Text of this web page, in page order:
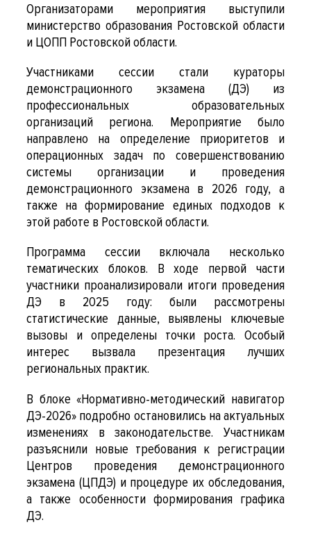
Организаторами мероприятия выступили
министерство образования Ростовской области
и ЦОПП Ростовской области.
Участниками сессии стали кураторы
демонстрационного экзамена (ДЭ) из
профессиональных образовательных
организаций региона. Мероприятие было
направлено на определение приоритетов и
операционных задач по совершенствованию
системы организации и проведения
демонстрационного экзамена в 2026 году, а
также на формирование единых подходов к
этой работе в Ростовской области.
Программа сессии включала несколько
тематических блоков. В ходе первой части
участники проанализировали итоги проведения
ДЭ в 2025 году: были рассмотрены
статистические данные, выявлены ключевые
вызовы и определены точки роста. Особый
интерес вызвала презентация лучших
региональных практик.
В блоке «Нормативно-методический навигатор
ДЭ-2026» подробно остановились на актуальных
изменениях в законодательстве. Участникам
разъяснили новые требования к регистрации
Центров проведения демонстрационного
экзамена (ЦПДЭ) и процедуре их обследования,
а также особенности формирования графика
ДЭ.